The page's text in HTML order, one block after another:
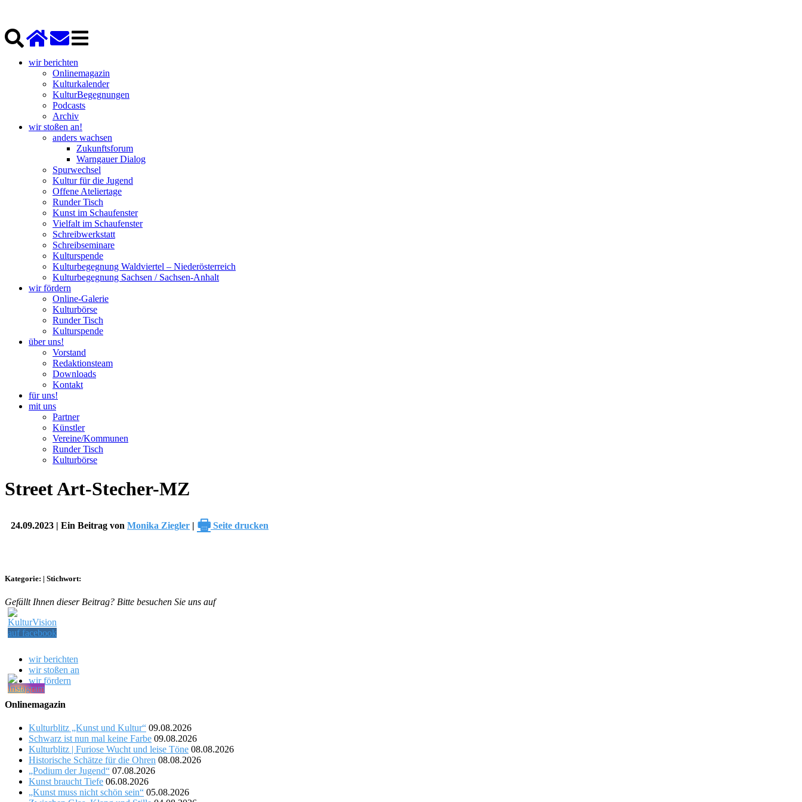
wir berichten
Onlinemagazin
Kulturkalender
KulturBegegnungen
Podcasts
Archiv
wir stoßen an!
anders wachsen
Zukunftsforum
Warngauer Dialog
Spurwechsel
Kultur für die Jugend
Offene Ateliertage
Runder Tisch
Kunst im Schaufenster
Vielfalt im Schaufenster
Schreibwerkstatt
Schreibseminare
Kulturspende
Kulturbegegnung Waldviertel – Niederösterreich
Kulturbegegnung Sachsen / Sachsen-Anhalt
wir fördern
Online-Galerie
Kulturbörse
Runder Tisch
Kulturspende
über uns!
Vorstand
Redaktionsteam
Downloads
Kontakt
für uns!
mit uns
Partner
Künstler
Vereine/Kommunen
Runder Tisch
Kulturbörse
Street Art-Stecher-MZ
24.09.2023 | Ein Beitrag von Monika Ziegler | 🖶 Seite drucken
Kategorie: | Stichwort:
Gefällt Ihnen dieser Beitrag? Bitte besuchen Sie uns auf
wir berichten
wir stoßen an
wir fördern
Onlinemagazin
Kulturblitz „Kunst und Kultur“ 09.08.2026
Schwarz ist nun mal keine Farbe 09.08.2026
Kulturblitz | Furiose Wucht und leise Töne 08.08.2026
Historische Schätze für die Ohren 08.08.2026
„Podium der Jugend“ 07.08.2026
Kunst braucht Tiefe 06.08.2026
„Kunst muss nicht schön sein“ 05.08.2026